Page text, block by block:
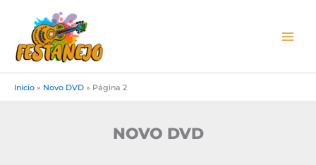
conteúdo
Início » Novo DVD » Página 2
NOVO DVD